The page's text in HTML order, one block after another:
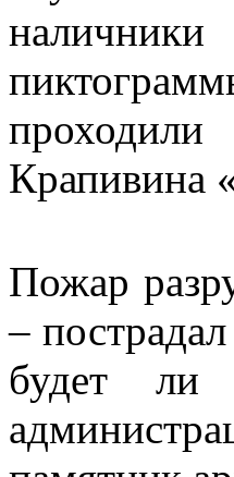
Крапивина
Пожар
–
будет ли